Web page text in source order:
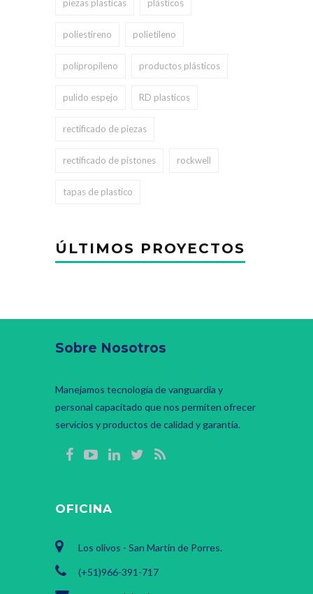
piezas plasticas plásticos
poliestireno polietileno
polipropileno productos plásticos
pulido espejo RD plasticos
rectificado de piezas
rectificado de pistones rockwell
tapas de plastico
ÚLTIMOS PROYECTOS
Sobre Nosotros
Manejamos tecnología de vanguardia y
personal capacitado que nos permiten ofrecer
servicios y productos de calidad y garantía.
OFICINA
Los olivos - San Martín de Porres.
(+51)966-391-717